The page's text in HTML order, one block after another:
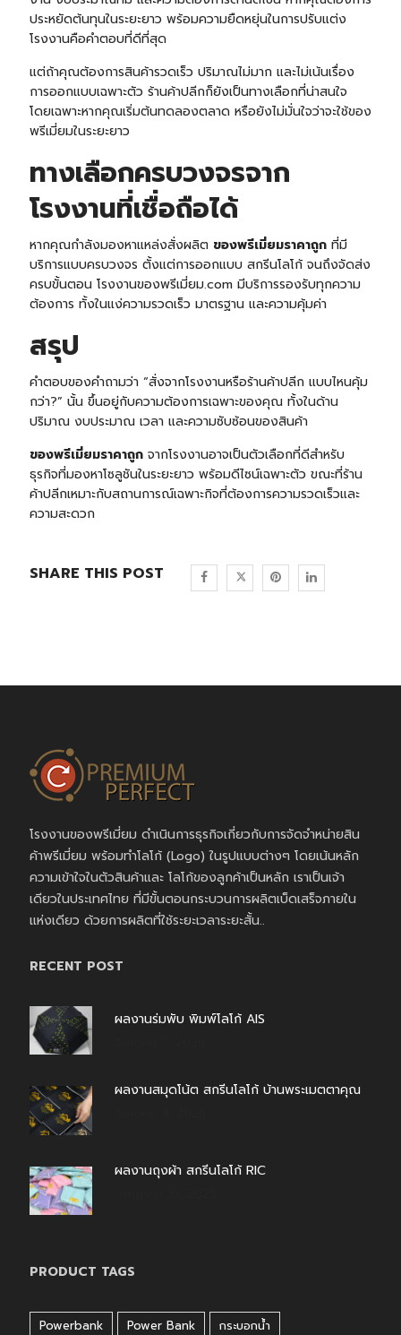
ประหยัดต้นทุนในระยะยาว พร้อมความยืดหยุ่นในการปรับแต่ง
โรงงานคือคำตอบที่ดีที่สุด
แต่ถ้าคุณต้องการสินค้ารวดเร็ว ปริมาณไม่มาก และไม่เน้นเรื่อง
การออกแบบเฉพาะตัว ร้านค้าปลีกก็ยังเป็นทางเลือกที่น่าสนใจ
โดยเฉพาะหากคุณเริ่มต้นทดลองตลาด หรือยังไม่มั่นใจว่าจะใช้ของ
พรีเมี่ยมในระยะยาว
ทางเลือกครบวงจรจาก
โรงงานที่เชื่อถือได้
หากคุณกำลังมองหาแหล่งสั่งผลิต ของพรีเมี่ยมราคาถูกที่มี
บริการแบบครบวงจร ตั้งแต่การออกแบบ สกรีนโลโก้ จนถึงจัดส่ง
ครบขั้นตอน โรงงานของพรีเมี่ยม.comมีบริการรองรับทุกความ
ต้องการ ทั้งในแง่ความรวดเร็ว มาตรฐาน และความคุ้มค่า
สรุป
คำตอบของคำถามว่า “สั่งจากโรงงานหรือร้านค้าปลีก แบบไหนคุ้ม
กว่า?” นั้น ขึ้นอยู่กับความต้องการเฉพาะของคุณ ทั้งในด้าน
ปริมาณ งบประมาณ เวลา และความซับซ้อนของสินค้า
ของพรีเมี่ยมราคาถูกจากโรงงานอาจเป็นตัวเลือกที่ดีสำหรับ
ธุรกิจที่มองหาโซลูชันในระยะยาว พร้อมดีไซน์เฉพาะตัว ขณะที่ร้าน
ค้าปลีกเหมาะกับสถานการณ์เฉพาะกิจที่ต้องการความรวดเร็วและ
ความสะดวก
SHARE THIS POST
โรงงานของพรีเมี่ยม ดำเนินการธุรกิจเกี่ยวกับการจัดจำหน่ายสิน
ค้าพรีเมี่ยม พร้อมทำโลโก้ (Logo) ในรูปแบบต่างๆ โดยเน้นหลัก
ความเข้าใจในตัวสินค้าและ โลโก้ของลูกค้าเป็นหลัก เราเป็นเจ้า
เดียวในประเทศไทย ที่มีขั้นตอนกระบวนการผลิตเบ็ดเสร็จภายใน
แห่งเดียว ด้วยการผลิตที่ใช้ระยะเวลาระยะสั้น..
RECENT POST
ผลงานร่มพับ พิมพ์โลโก้ AIS
ผลงานสมุดโน้ต สกรีนโลโก้ บ้านพระเมตตาคุณ
ผลงานถุงผ้า สกรีนโลโก้ RIC
PRODUCT TAGS
Powerbank Power Bank
กระบอกน้ำ